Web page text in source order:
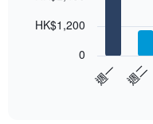
週一 週二
0
HK$1,200